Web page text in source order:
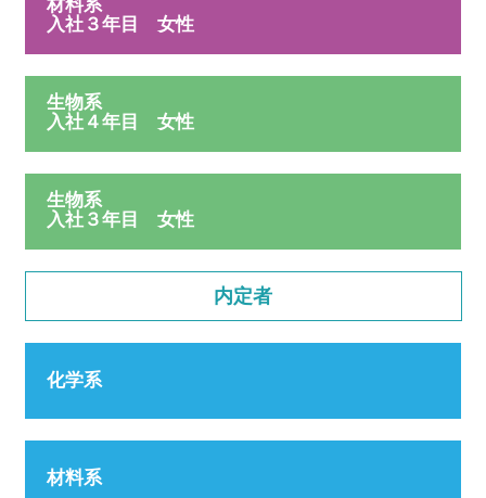
材料系
入社３年目 女性
生物系
入社４年目 女性
生物系
入社３年目 女性
内定者
化学系
材料系